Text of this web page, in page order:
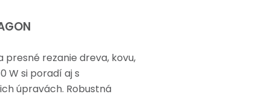
rezanie dreva, kovu,
W si poradí aj s
úpravách. Robustná